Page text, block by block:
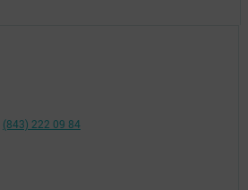
(843) 222 09 84